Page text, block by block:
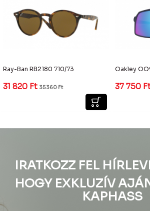
Ray-Ban RB2180 710/73
31 820 Ft 35 360Ft
Oakley
37 750
IRATKOZZ FEL
HOGY EXKLUZÍV
KAPHASS